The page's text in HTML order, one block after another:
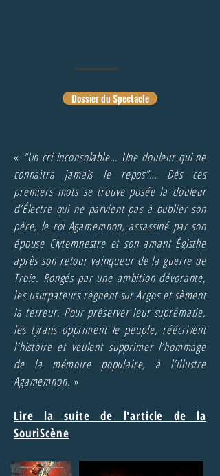
Dossier du Spectacle
« “Un cri inconsolable… Une douleur qui ne
connaîtra jamais le repos”… Dès ces
premiers mots se trouve posée la douleur
d’Électre qui ne parvient pas à oublier son
père, le roi Agamemnon, assassiné par son
épouse Clytemnestre et son amant Égisthe
après son retour vainqueur de la guerre de
Troie. Rongés par une ambition dévorante,
les usurpateurs règnent sur Argos et sèment
la terreur. Pour préserver leur suprématie,
les tyrans oppriment le peuple, réécrivent
l’histoire et veulent supprimer l’hommage
de la mémoire populaire, à l’illustre
Agamemnon.»
Lire la suite de l'article de la
SouriScène